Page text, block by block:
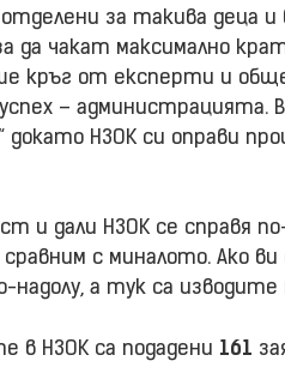
за такива деца и
да чакат максимално
кръг от експерти и
– администрацията.
докато НЗОК си оправи
и дали НЗОК се справя
с миналото. Ако ви
а тук са изводите
в НЗОК са подадени 161